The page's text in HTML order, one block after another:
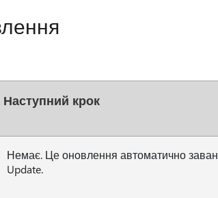
Наступний крок
Немає. Це оновлення автоматично
Update.